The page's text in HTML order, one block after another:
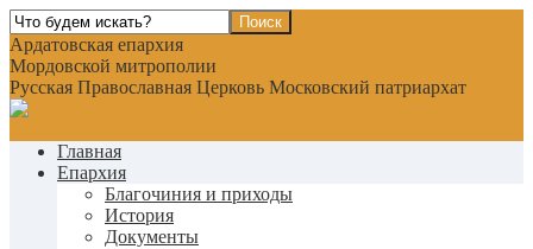
Ардатовская епархия
Мордовской митрополии
Русская Православная Церковь Московский патриархат
Главная
Епархия
Благочиния и приходы
История
Документы